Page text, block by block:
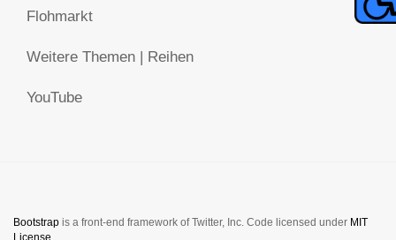
Flohmarkt
Weitere Themen | Reihen
YouTube
Bootstrap is a front-end framework of Twitter, Inc. Code licensed under MIT
License.